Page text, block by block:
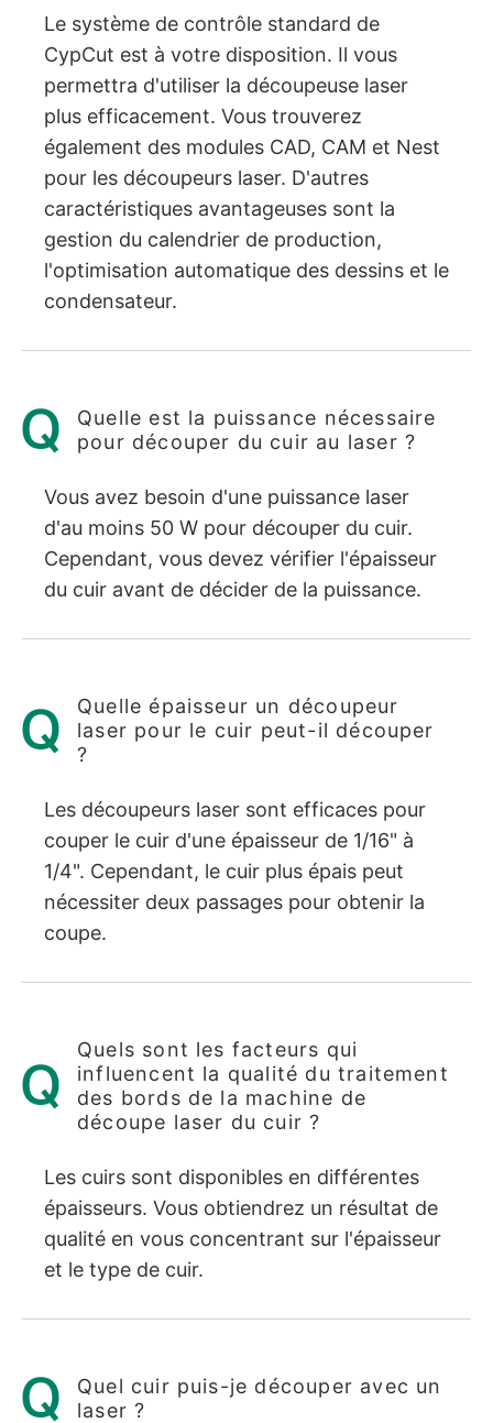
Le système de contrôle standard de
CypCut est à votre disposition. Il vous
permettra d'utiliser la découpeuse laser
plus efficacement. Vous trouverez
également des modules CAD, CAM et Nest
pour les découpeurs laser. D'autres
caractéristiques avantageuses sont la
gestion du calendrier de production,
l'optimisation automatique des dessins et le
condensateur.
Quelle est la puissance nécessaire
pour découper du cuir au laser ?
Vous avez besoin d'une puissance laser
d'au moins 50 W pour découper du cuir.
Cependant, vous devez vérifier l'épaisseur
du cuir avant de décider de la puissance.
Quelle épaisseur un découpeur
laser pour le cuir peut-il découper
?
Les découpeurs laser sont efficaces pour
couper le cuir d'une épaisseur de 1/16" à
1/4". Cependant, le cuir plus épais peut
nécessiter deux passages pour obtenir la
coupe.
Quels sont les facteurs qui
influencent la qualité du traitement
des bords de la machine de
découpe laser du cuir ?
Les cuirs sont disponibles en différentes
épaisseurs. Vous obtiendrez un résultat de
qualité en vous concentrant sur l'épaisseur
et le type de cuir.
Quel cuir puis-je découper avec un
laser ?